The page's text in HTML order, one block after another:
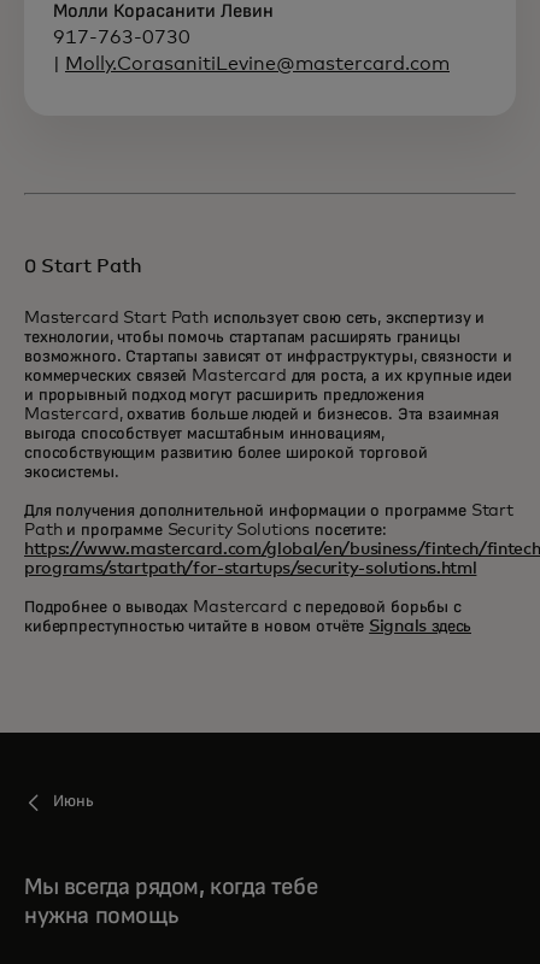
Молли Корасанити Левин
917-763-0730
Molly.CorasanitiLevine@mastercard.com
О Start Path
Mastercard Start Path использует свою сеть, экспертизу и
технологии, чтобы помочь стартапам расширять границы
возможного. Стартапы зависят от инфраструктуры, связности и
коммерческих связей Mastercard для роста, а их крупные идеи
и прорывный подход могут расширить предложения
Mastercard, охватив больше людей и бизнесов. Эта взаимная
выгода способствует масштабным инновациям,
способствующим развитию более широкой торговой
экосистемы.
Для получения дополнительной информации о программе Start
Path и программе Security Solutions посетите:
https://www.mastercard.com/global/en/business/fintech/
programs/startpath/for-startups/security-solutions.html
Подробнее о выводах Mastercard с передовой борьбы с
киберпреступностью читайте в новом отчёте Signals здесь
Июнь
Мы всегда рядом, когда тебе
нужна помощь